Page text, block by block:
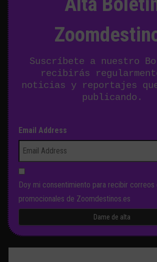
Suscríbete a nuestro
recibirás
noticias y reportajes que
publicando.
Email Address
Doy mi consentimiento para recibir
promocionales de Zoomdestinos.es